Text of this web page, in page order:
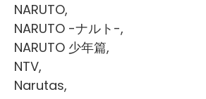
NARUTO,
NARUTO -ナルト-,
NARUTO 少年篇,
NTV,
Narutas,